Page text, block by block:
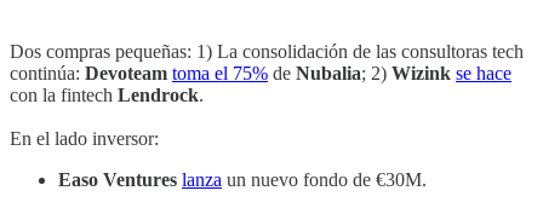
Dos compras pequeñas: 1) La consolidación de las consultoras tech
continúa: Devoteam toma el 75% de Nubalia; 2) Wizink se hace
con la fintech Lendrock.
En el lado inversor:
Easo Ventures lanza un nuevo fondo de €30M.